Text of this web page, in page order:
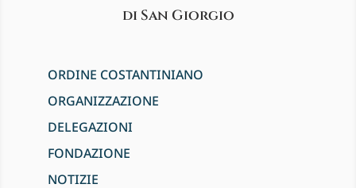
di San Giorgio
ORDINE COSTANTINIANO
ORGANIZZAZIONE
DELEGAZIONI
FONDAZIONE
NOTIZIE